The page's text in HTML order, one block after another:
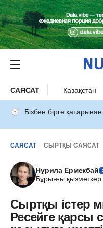
САЯСАТ Қазақстан
Бізбен бірге
САЯСАТ СЫРТҚЫ САЯСАТ
Нұрила Ермекбай
Бұрынғы қызметкер
Сыртқы істер
Ресейге қарсы